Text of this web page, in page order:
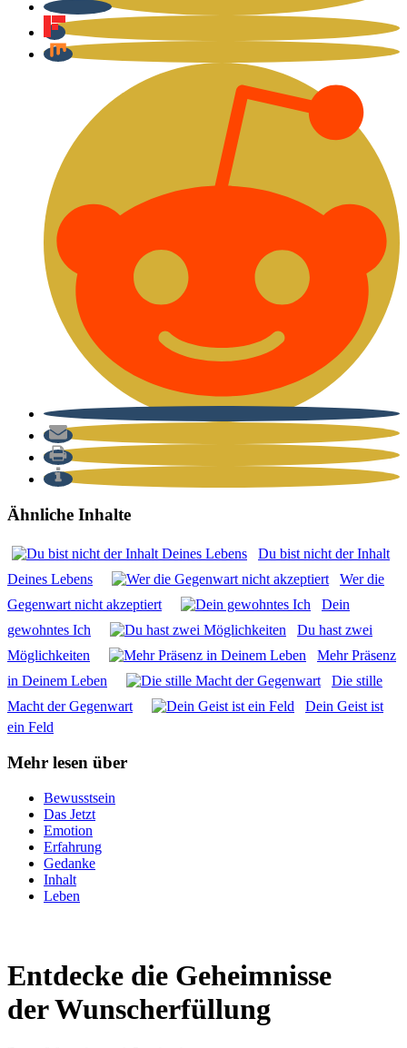
Ähnliche Inhalte
Du bist nicht der Inhalt
Dei­nes Lebens
Wer die
Gegen­wart nicht akzep­tiert
Dein
gewohn­tes Ich
Du hast zwei
Mög­lich­kei­ten
Mehr Prä­senz
in Dei­nem Leben
Die stil­le
Macht der Gegen­wart
Dein Geist ist
ein Feld
Mehr lesen über
Bewusstsein
Das Jetzt
Emotion
Erfahrung
Gedanke
Inhalt
Leben
Entdecke die Geheimnisse
der Wunscherfüllung